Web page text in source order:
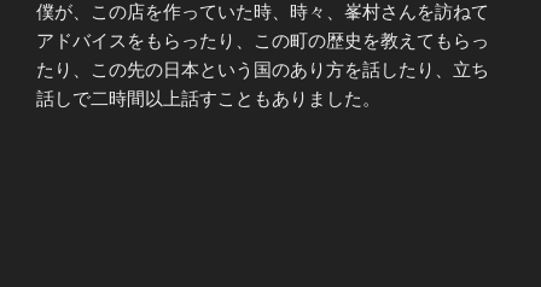
僕が、この店を作っていた時、時々、峯村さんを訪ねて
アドバイスをもらったり、この町の歴史を教えてもらっ
たり、この先の日本という国のあり方を話したり、立ち
話しで二時間以上話すこともありました。